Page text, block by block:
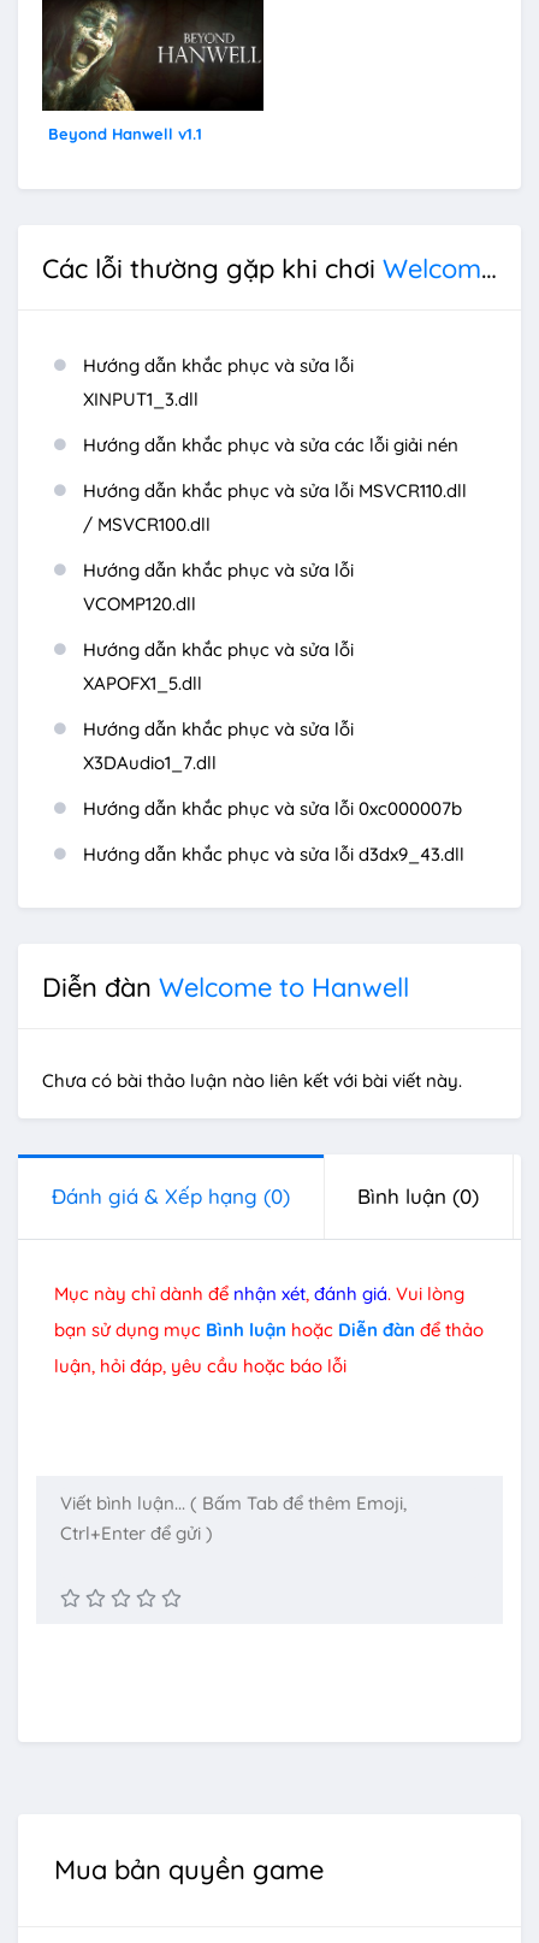
Beyond Hanwell v1.1
Các lỗi thường gặp khi chơi Welcome to Hanwell
Hướng dẫn khắc phục và sửa lỗi
XINPUT1_3.dll
Hướng dẫn khắc phục và sửa các lỗi giải nén
Hướng dẫn khắc phục và sửa lỗi MSVCR110.dll
/ MSVCR100.dll
Hướng dẫn khắc phục và sửa lỗi
VCOMP120.dll
Hướng dẫn khắc phục và sửa lỗi
XAPOFX1_5.dll
Hướng dẫn khắc phục và sửa lỗi
X3DAudio1_7.dll
Hướng dẫn khắc phục và sửa lỗi 0xc000007b
Hướng dẫn khắc phục và sửa lỗi d3dx9_43.dll
Diễn đàn Welcome to Hanwell
Chưa có bài thảo luận nào liên kết với bài viết này.
Đánh giá & Xếp hạng (0) Bình luận (0)
Mục này chỉ dành để nhận xét, đánh giá. Vui lòng
bạn sử dụng mục Bình luận hoặc Diễn đàn để thảo
luận, hỏi đáp, yêu cầu hoặc báo lỗi
Mua bản quyền game